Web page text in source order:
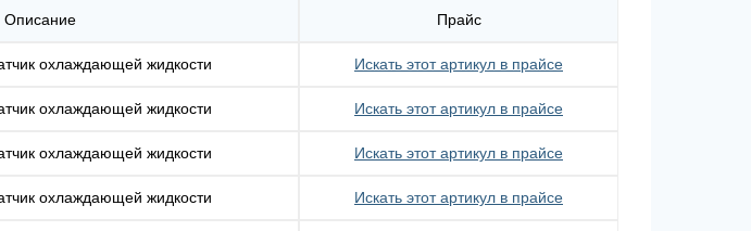
Описание Прайс
охлаждающей жидкости Искать этот артикул в прайсе
охлаждающей жидкости Искать этот артикул в прайсе
охлаждающей жидкости Искать этот артикул в прайсе
охлаждающей жидкости Искать этот артикул в прайсе